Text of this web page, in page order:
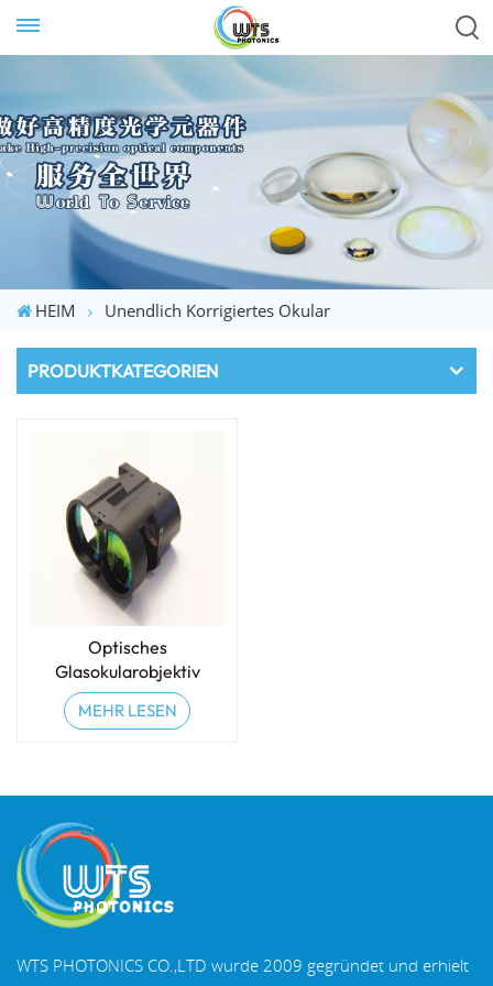
HEIM Unendlich Korrigiertes Okular
PRODUKTKATEGORIEN
Optisches
Glasokularobjektiv
MEHR LESEN
WTS PHOTONICS CO.,LTD wurde 2009 gegründet und erhielt